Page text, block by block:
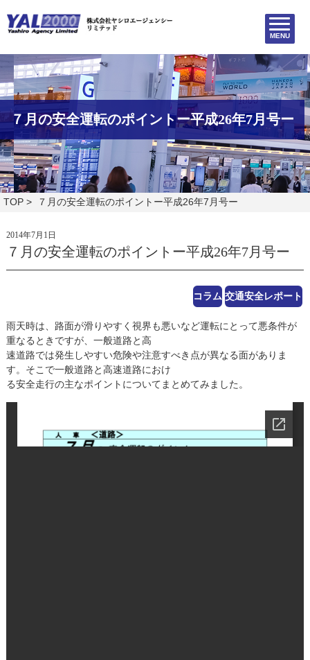
MENU
７月の安全運転のポイントー平成26年7月号ー
TOP > ７月の安全運転のポイントー平成26年7月号ー
2014年7月1日
７月の安全運転のポイントー平成26年7月号ー
コラム 交通安全レポート
雨天時は、路面が滑りやすく視界も悪いなど運転にとって悪条件が
重なるときですが、一般道路と高
速道路では発生しやすい危険や注意すべき点が異なる面がありま
す。そこで一般道路と高速道路におけ
る安全走行の主なポイントについてまとめてみました。